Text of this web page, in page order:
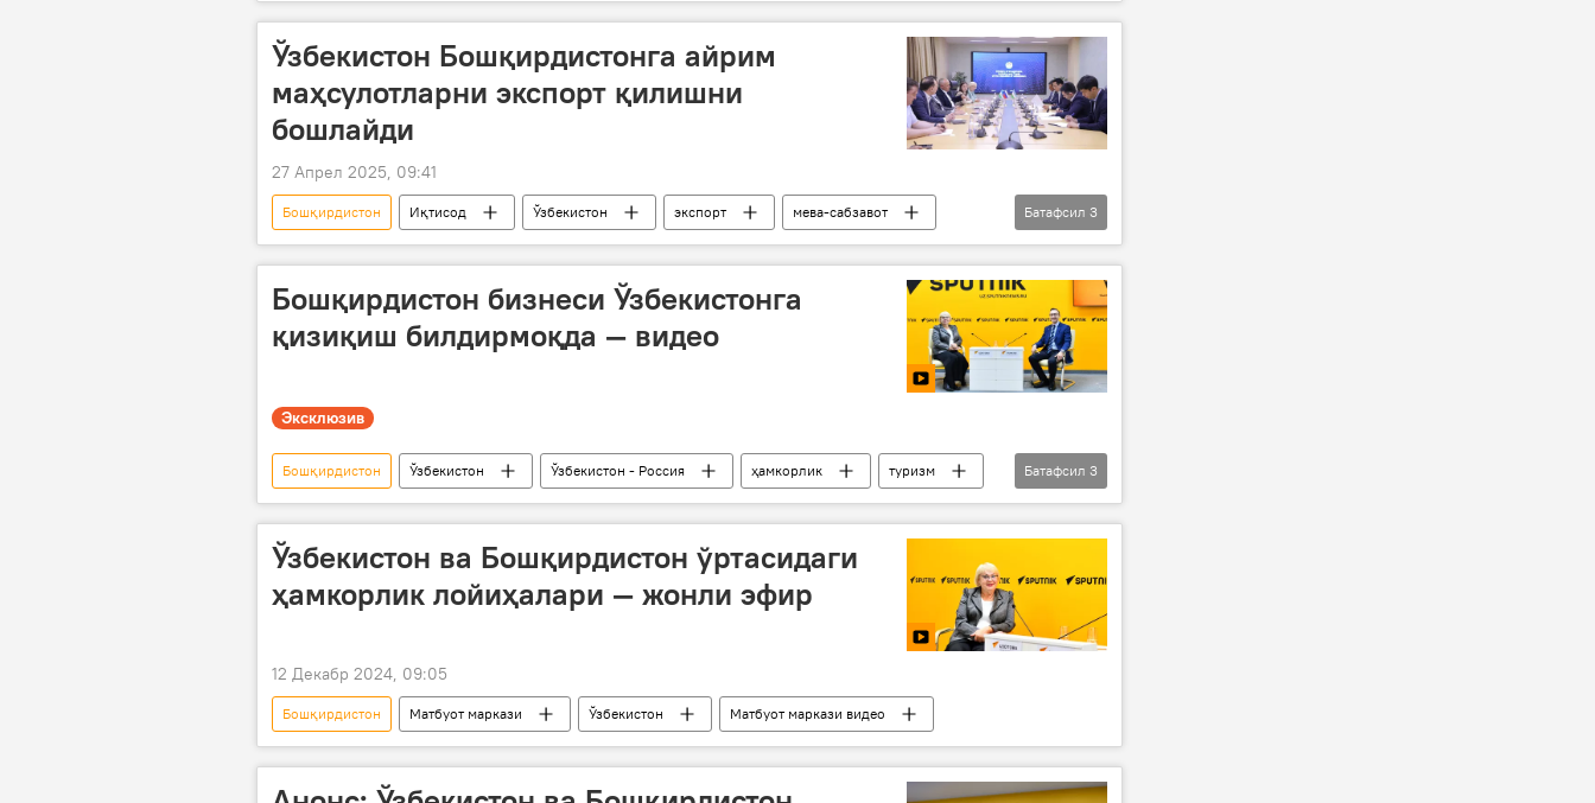
Бухоро вилояти
Матбуот маркази
Ўзбекистон Бошқирдистонга айрим
маҳсулотларни экспорт қилишни
бошлайди
27 Апрел 2025, 09:41
Бошқирдистон Иқтисод Ўзбекистон экспорт
мева-сабзавот
тўқимачилик
Лазиз Қудратов Инвестициялар ва ташқи савдо вазирлиги
Батафсил 3
Бошқирдистон бизнеси Ўзбекистонга
қизиқиш билдирмоқда — видео
Эксклюзив
Бошқирдистон Ўзбекистон Ўзбекистон - Россия ҳамкорлик
туризм
Туризм
бизнес Видео
Батафсил 3
Ўзбекистон ва Бошқирдистон ўртасидаги
ҳамкорлик лойиҳалари — жонли эфир
12 Декабр 2024, 09:05
Бошқирдистон Матбуот маркази Ўзбекистон Матбуот маркази видео